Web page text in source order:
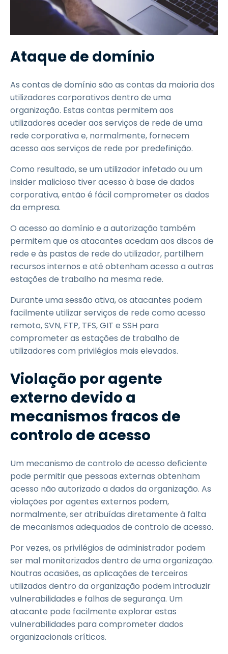
Ataque de domínio
As contas de domínio são as contas da maioria dos
utilizadores corporativos dentro de uma
organização. Estas contas permitem aos
utilizadores aceder aos serviços de rede de uma
rede corporativa e, normalmente, fornecem
acesso aos serviços de rede por predefinição.
Como resultado, se um utilizador infetado ou um
insider malicioso tiver acesso à base de dados
corporativa, então é fácil comprometer os dados
da empresa.
O acesso ao domínio e a autorização também
permitem que os atacantes acedam aos discos de
rede e às pastas de rede do utilizador, partilhem
recursos internos e até obtenham acesso a outras
estações de trabalho na mesma rede.
Durante uma sessão ativa, os atacantes podem
facilmente utilizar serviços de rede como acesso
remoto, SVN, FTP, TFS, GIT e SSH para
comprometer as estações de trabalho de
utilizadores com privilégios mais elevados.
Violação por agente
externo devido a
mecanismos fracos de
controlo de acesso
Um mecanismo de controlo de acesso deficiente
pode permitir que pessoas externas obtenham
acesso não autorizado a dados da organização. As
violações por agentes externos podem,
normalmente, ser atribuídas diretamente à falta
de mecanismos adequados de controlo de acesso.
Por vezes, os privilégios de administrador podem
ser mal monitorizados dentro de uma organização.
Noutras ocasiões, as aplicações de terceiros
utilizadas dentro da organização podem introduzir
vulnerabilidades e falhas de segurança. Um
atacante pode facilmente explorar estas
vulnerabilidades para comprometer dados
organizacionais críticos.